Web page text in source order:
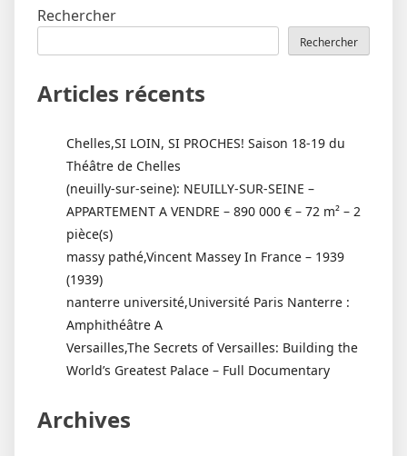
Rechercher
Rechercher
Articles récents
Chelles,SI LOIN, SI PROCHES! Saison 18-19 du
Théâtre de Chelles
(neuilly-sur-seine): NEUILLY-SUR-SEINE –
APPARTEMENT A VENDRE – 890 000 € – 72 m² – 2
pièce(s)
massy pathé,Vincent Massey In France – 1939
(1939)
nanterre université,Université Paris Nanterre :
Amphithéâtre A
Versailles,The Secrets of Versailles: Building the
World’s Greatest Palace – Full Documentary
Archives